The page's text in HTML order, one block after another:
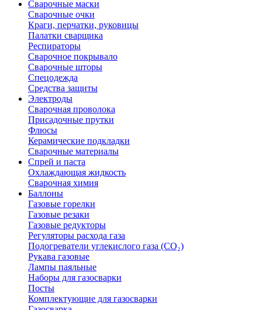
Сварочные маски
Сварочные очки
Краги, перчатки, руковицы
Палатки сварщика
Респираторы
Сварочное покрывало
Сварочные шторы
Спецодежда
Средства защиты
Электроды
Сварочная проволока
Присадочные прутки
Флюсы
Керамические подкладки
Сварочные материалы
Спрей и паста
Охлаждающая жидкость
Сварочная химия
Баллоны
Газовые горелки
Газовые резаки
Газовые редукторы
Регуляторы расхода газа
Подогреватели углекислого газа (CO₂)
Рукава газовые
Лампы паяльные
Наборы для газосварки
Посты
Комплектующие для газосварки